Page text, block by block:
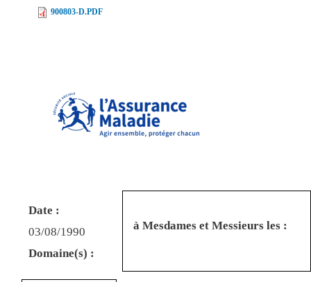
900803-D.PDF
Date :
03/08/1990
Domaine(s) :
à Mesdames et Messieurs les :